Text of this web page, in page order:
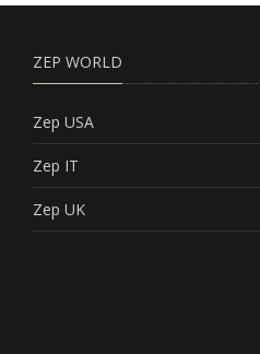
ZEP WORLD
Zep USA
Zep IT
Zep UK